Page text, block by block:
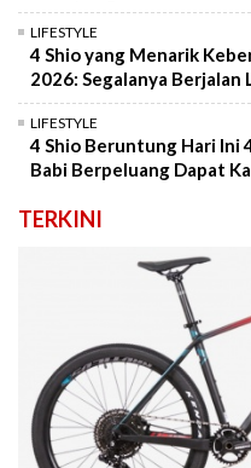
LIFESTYLE
4 Shio yang Menarik
2026: Segalanya Berjalan
LIFESTYLE
4 Shio Beruntung Hari Ini
Babi Berpeluang Dapat
TERKINI